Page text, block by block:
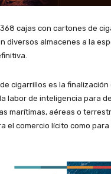
cajas con cartones de
diversos almacenes a la
cigarrillos es la
labor de inteligencia para
marítimas, aéreas o
el comercio lícito como para